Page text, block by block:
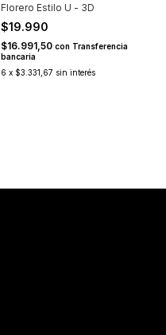
Florero Estilo U - 3D
$19.990
$16.991,50 con Transferencia
bancaria
6 x $3.331,67 sin interés